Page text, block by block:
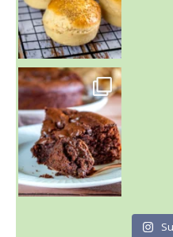
~ GÂTEAU FONDANT CHOCO NOISETTE ~
C'est lundi